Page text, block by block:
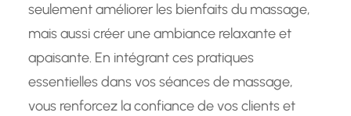
seulement améliorer les bienfaits du massage,
mais aussi créer une ambiance relaxante et
apaisante. En intégrant ces pratiques
essentielles dans vos séances de massage,
vous renforcez la confiance de vos clients et